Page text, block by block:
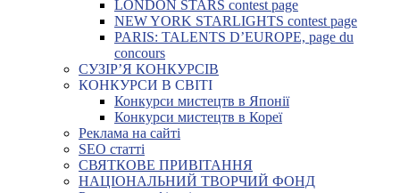
LONDON STARS contest page
NEW YORK STARLIGHTS contest page
PARIS: TALENTS D’EUROPE, page du
concours
СУЗІР’Я КОНКУРСІВ
КОНКУРСИ В СВІТІ
Конкурси мистецтв в Японії
Конкурси мистецтв в Кореї
Реклама на сайті
SEO статті
СВЯТКОВЕ ПРИВІТАННЯ
НАЦІОНАЛЬНИЙ ТВОРЧИЙ ФОНД